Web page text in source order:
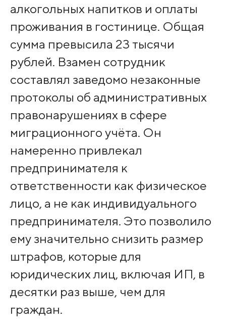
алкогольных напитков и оплаты
проживания в гостинице. Общая
сумма превысила 23 тысячи
рублей. Взамен сотрудник
составлял заведомо незаконные
протоколы об административных
правонарушениях в сфере
миграционного учёта. Он
намеренно привлекал
предпринимателя к
ответственности как физическое
лицо, а не как индивидуального
предпринимателя. Это позволило
ему значительно снизить размер
штрафов, которые для
юридических лиц, включая ИП, в
десятки раз выше, чем для
граждан.